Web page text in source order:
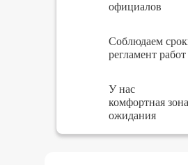
официалов
Соблюдаем
регламент работ
У нас
комфортная зона
ожидания